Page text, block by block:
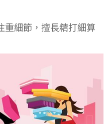
重細節，擅長精打細算